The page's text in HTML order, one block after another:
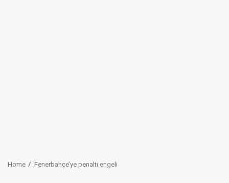
Home Fenerbahçe’ye penaltı engeli